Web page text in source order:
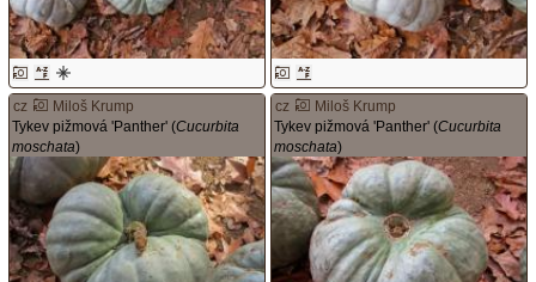
cz
Miloš Krump
Tykev pižmová 'Panther' (Cucurbita
moschata)
cz
Miloš Krump
Tykev pižmová 'Panther' (Cucurbita
moschata)